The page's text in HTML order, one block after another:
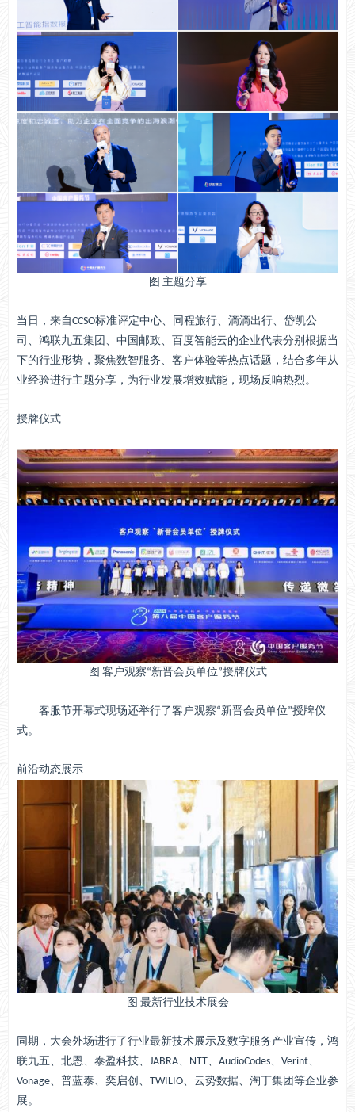
图 主题分享
当日，来自CCSO标准评定中心、同程旅行、滴滴出行、岱凯公
司、鸿联九五集团、中国邮政、百度智能云的企业代表分别根据当
下的行业形势，聚焦数智服务、客户体验等热点话题，结合多年从
业经验进行主题分享，为行业发展增效赋能，现场反响热烈。
授牌仪式
图 客户观察“新晋会员单位”授牌仪式
客服节开幕式现场还举行了客户观察“新晋会员单位”授牌仪
式。
前沿动态展示
图 最新行业技术展会
同期，大会外场进行了行业最新技术展示及数字服务产业宣传，鸿
联九五、北恩、泰盈科技、JABRA、NTT、AudioCodes、Verint、
Vonage、普蓝泰、奕启创、TWILIO、云势数据、淘丁集团等企业参
展。